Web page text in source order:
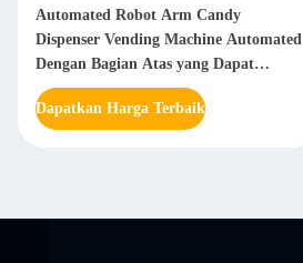
Automated Robot Arm Candy
Dispenser Vending Machine Automated
Dengan Bagian Atas yang Dapat
Dihapus
Dapatkan Harga Terbaik